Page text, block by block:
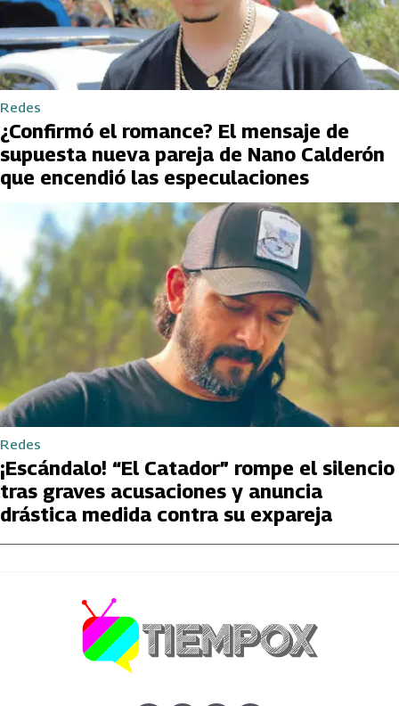
Redes
¿Confirmó el romance? El mensaje de
supuesta nueva pareja de Nano Calderón
que encendió las especulaciones
Redes
¡Escándalo! “El Catador” rompe el silencio
tras graves acusaciones y anuncia
drástica medida contra su expareja